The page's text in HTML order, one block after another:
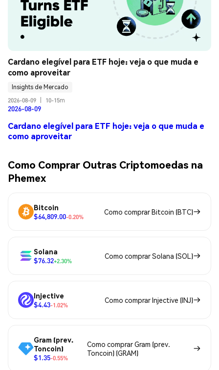
Cardano elegível para ETF hoje: veja o que muda e
como aproveitar
Insights de Mercado
2026-08-09
10-15m
2026-08-09
Cardano elegível para ETF hoje: veja o que muda e
como aproveitar
Como Comprar Outras Criptomoedas na
Phemex
Bitcoin
$64,809.00-0.20%
Como comprar Bitcoin (BTC)
Solana
$76.32+2.30%
Como comprar Solana (SOL)
Injective
$4.43-1.02%
Como comprar Injective (INJ)
Gram (prev.
Toncoin)
$1.35-0.55%
Como comprar Gram (prev.
Toncoin) (GRAM)